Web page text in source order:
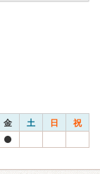
金 土 日 祝